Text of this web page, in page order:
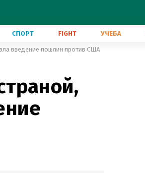
СПОРТ FIGHT УЧЕБА
введение пошлин против США